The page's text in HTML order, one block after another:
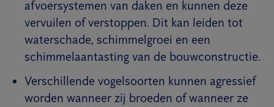
afvoersystemen van daken en kunnen deze
vervuilen of verstoppen. Dit kan leiden tot
waterschade, schimmelgroei en een
schimmelaantasting van de bouwconstructie.
Verschillende vogelsoorten kunnen agressief
worden wanneer zij broeden of wanneer ze